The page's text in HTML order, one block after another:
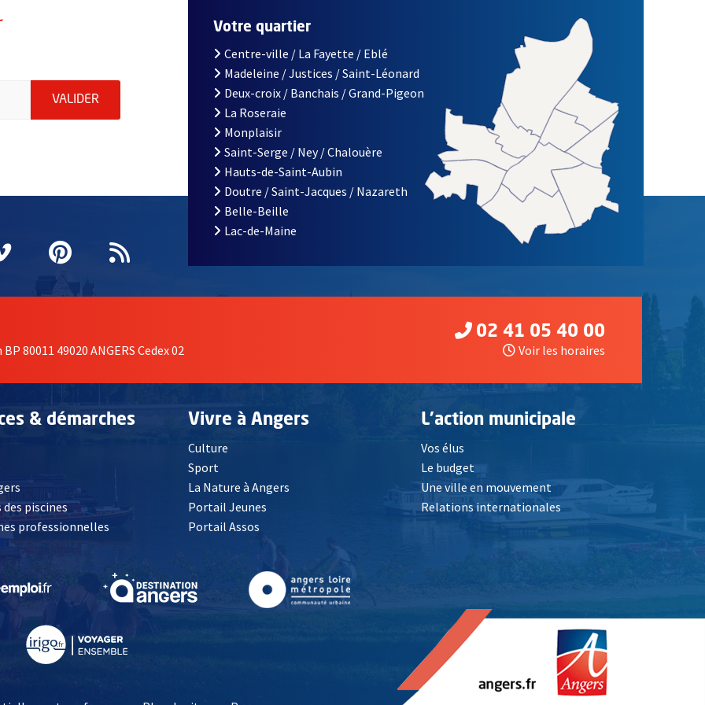
indiquez votre email (champ obligatoire)
VALIDER ENVOYER MA DEMANDE D'INSCRIPTION À LA LETTRE D'INFORMATION DE LA VILLE D'ANGERS
fenêtrefenêtre
une nouvelle fenêtre
Vimeo
, Ouvre une nouvelle fenêtre
Pinterest
, Ouvre une nouvelle fenêtre
Flux RSS
Votre quartier
Centre-ville / La Fayette / Eblé
Madeleine / Justices / Saint-Léonard
Deux-croix / Banchais / Grand-Pigeon
La Roseraie
Monplaisir
Saint-Serge / Ney / Chalouère
Hauts-de-Saint-Aubin
Doutre / Saint-Jacques / Nazareth
Belle-Beille
Lac-de-Maine
80011 49020 ANGERS Cedex 02
02 41 05 40 00
Voir les horaires
& démarches
, Ouvre une nouvelle fenêtre
piscines
professionnelles
Vivre à Angers
Culture
Sport
La Nature à Angers
Portail Jeunes
Portail Assos
L'action municipale
Vos élus
Le budget
Une ville en mouvement
Relations internationales
fenêtre , Ouvre une nouvelle fenêtre , Ouvre une nouvelle fenêtre, Ouvre une nouvelle fenêtre